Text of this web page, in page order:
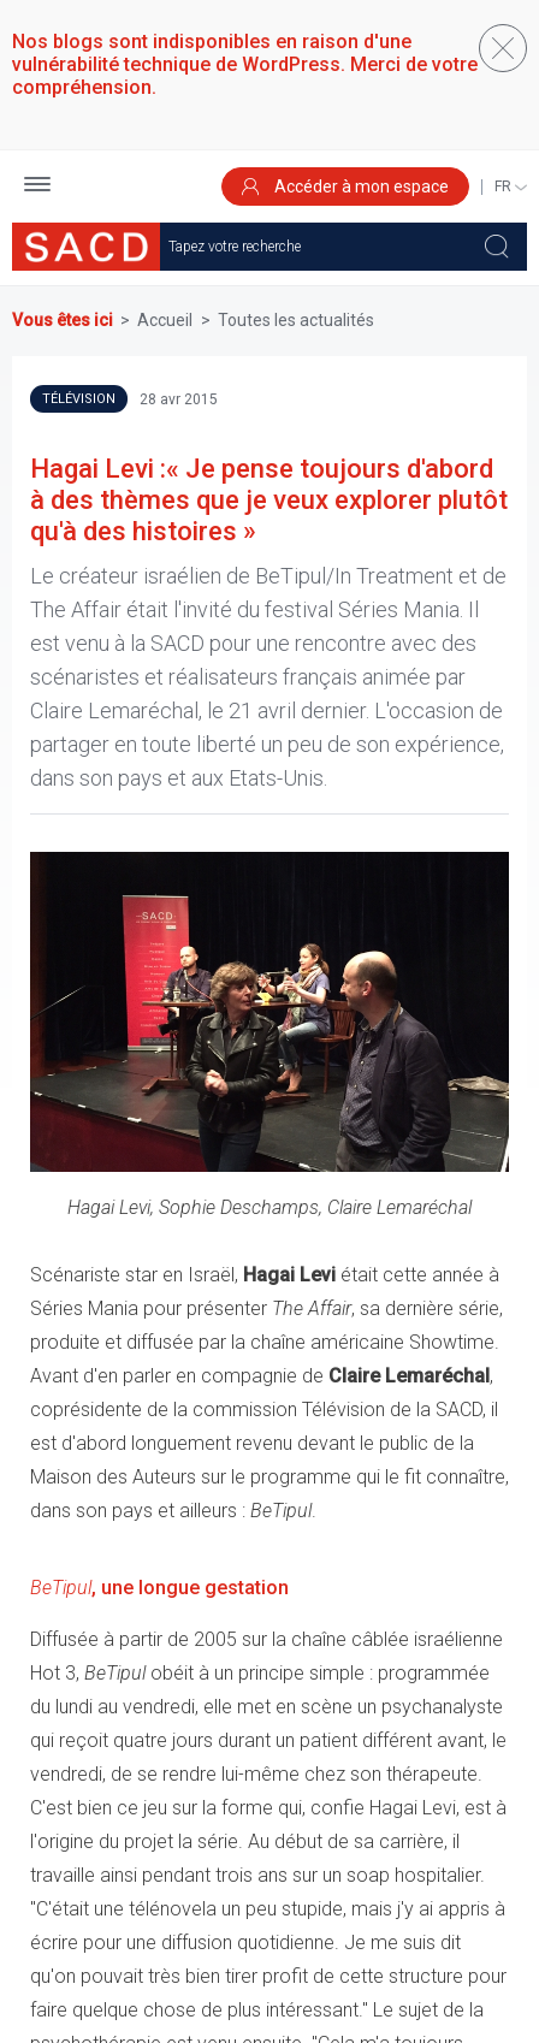
au
contenu
principal
Nos blogs sont indisponibles en raison d'une
vulnérabilité technique de WordPress. Merci de votre
compréhension.
Accéder à mon espace
YOUR
Vous êtes ici Accueil Toutes les actualités
TÉLÉVISION 28 avr 2015
Hagai Levi :« Je pense toujours d'abord
à des thèmes que je veux explorer plutôt
qu'à des histoires »
Le créateur israélien de BeTipul/In Treatment et de
The Affair était l'invité du festival Séries Mania. Il
est venu à la SACD pour une rencontre avec des
scénaristes et réalisateurs français animée par
Claire Lemaréchal, le 21 avril dernier. L'occasion de
partager en toute liberté un peu de son expérience,
dans son pays et aux Etats-Unis.
Hagai Levi, Sophie Deschamps, Claire Lemaréchal
Scénariste star en Israël, Hagai Levi était cette année à
Séries Mania pour présenter The Affair, sa dernière série,
produite et diffusée par la chaîne américaine Showtime.
Avant d'en parler en compagnie de Claire Lemaréchal,
coprésidente de la commission Télévision de la SACD, il
est d'abord longuement revenu devant le public de la
Maison des Auteurs sur le programme qui le fit connaître,
dans son pays et ailleurs : BeTipul.
BeTipul, une longue gestation
Diffusée à partir de 2005 sur la chaîne câblée israélienne
Hot 3, BeTipulobéit à un principe simple : programmée
du lundi au vendredi, elle met en scène un psychanalyste
qui reçoit quatre jours durant un patient différent avant, le
vendredi, de se rendre lui-même chez son thérapeute.
C'est bien ce jeu sur la forme qui, confie Hagai Levi, est à
l'origine du projet la série. Au début de sa carrière, il
travaille ainsi pendant trois ans sur un soap hospitalier.
"C'était une télénovela un peu stupide, mais j'y ai appris à
écrire pour une diffusion quotidienne. Je me suis dit
qu'on pouvait très bien tirer profit de cette structure pour
faire quelque chose de plus intéressant." Le sujet de la